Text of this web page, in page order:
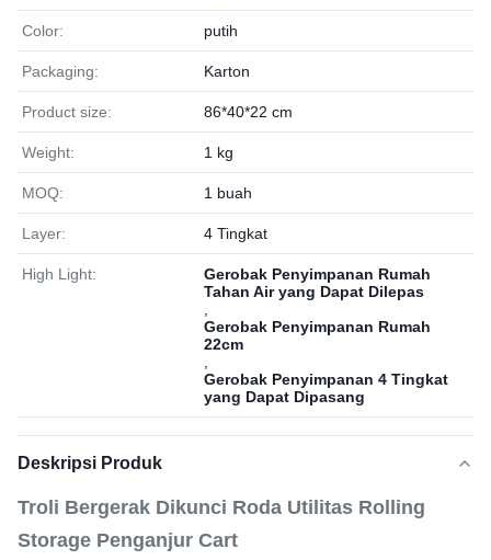
Color: putih
Packaging: Karton
Product size: 86*40*22 cm
Weight: 1 kg
MOQ: 1 buah
Layer: 4 Tingkat
High Light:
Gerobak Penyimpanan Rumah
Tahan Air yang Dapat Dilepas
Gerobak Penyimpanan Rumah
22cm
Gerobak Penyimpanan 4 Tingkat
yang Dapat Dipasang
Deskripsi Produk
Troli Bergerak Dikunci Roda Utilitas Rolling
Storage Penganjur Cart